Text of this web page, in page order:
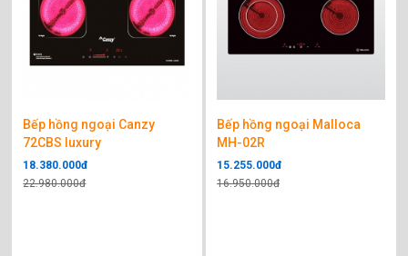
Bếp hồng ngoại Canzy
72CBS luxury
18.380.000đ
22.980.000đ
Bếp hồng ngoại Malloca
MH-02R
15.255.000đ
16.950.000đ